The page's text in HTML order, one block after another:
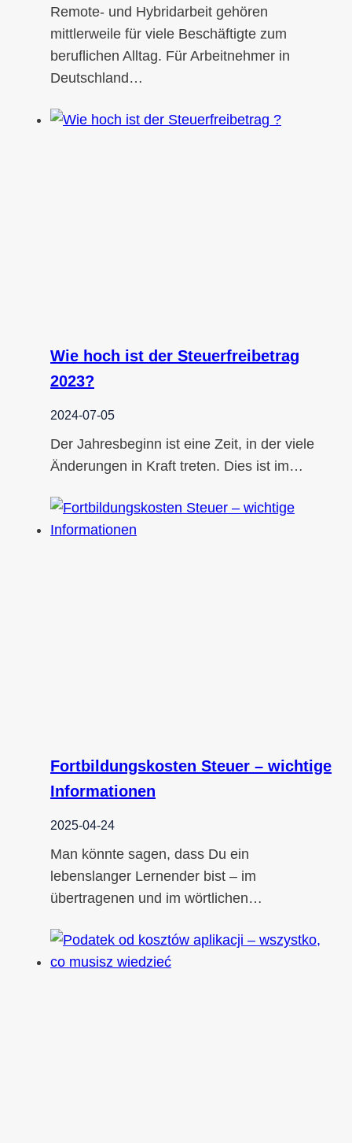
Remote- und Hybridarbeit gehören
mittlerweile für viele Beschäftigte zum
beruflichen Alltag. Für Arbeitnehmer in
Deutschland…
Wie hoch ist der Steuerfreibetrag
2023?
2024-07-05
Der Jahresbeginn ist eine Zeit, in der viele
Änderungen in Kraft treten. Dies ist im…
Fortbildungskosten Steuer – wichtige
Informationen
2025-04-24
Man könnte sagen, dass Du ein
lebenslanger Lernender bist – im
übertragenen und im wörtlichen…